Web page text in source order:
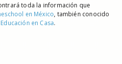
toda la información que
en México, también conocido
Educación en Casa.